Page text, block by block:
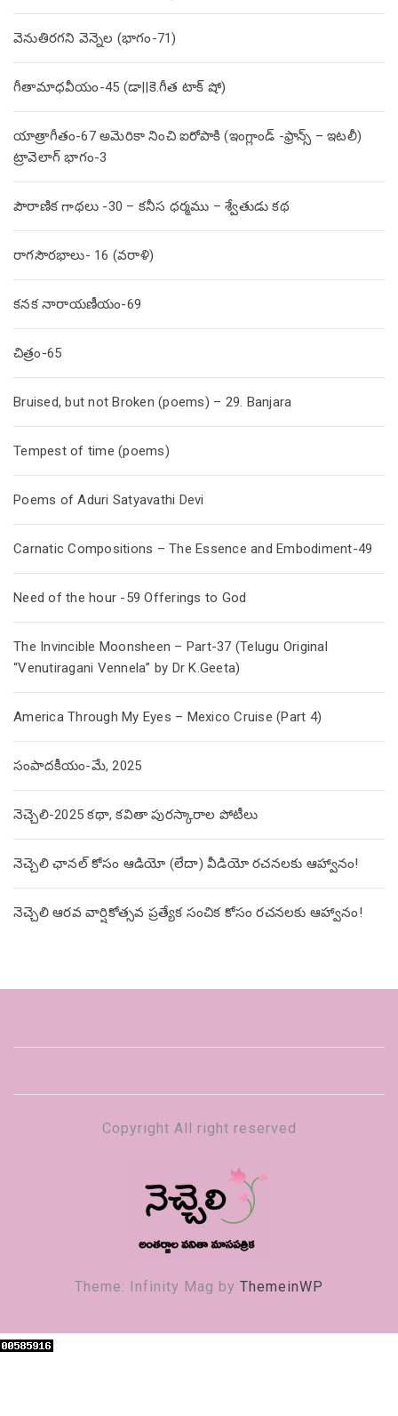
వెనుతిరగని వెన్నెల (భాగం-71)
గీతామాధవీయం-45 (డా||కె.గీత టాక్ షో)
యాత్రాగీతం-67 అమెరికా నించి ఐరోపాకి (ఇంగ్లాండ్ -ఫ్రాన్స్ – ఇటలీ)
ట్రావెలాగ్ భాగం-3
పౌరాణిక గాథలు -30 – కనీస ధర్మము – శ్వేతుడు కథ
రాగసౌరభాలు- 16 (వరాళి)
కనక నారాయణీయం-69
చిత్రం-65
Bruised, but not Broken (poems) – 29. Banjara
Tempest of time (poems)
Poems of Aduri Satyavathi Devi
Carnatic Compositions – The Essence and Embodiment-49
Need of the hour -59 Offerings to God
The Invincible Moonsheen – Part-37 (Telugu Original
“Venutiragani Vennela” by Dr K.Geeta)
America Through My Eyes – Mexico Cruise (Part 4)
సంపాదకీయం-మే, 2025
నెచ్చెలి-2025 కథా, కవితా పురస్కారాల పోటీలు
నెచ్చెలి ఛానల్ కోసం ఆడియో (లేదా) వీడియో రచనలకు ఆహ్వానం!
నెచ్చెలి ఆరవ వార్షికోత్సవ ప్రత్యేక సంచిక కోసం రచనలకు ఆహ్వానం!
Copyright All right reserved
Theme: Infinity Mag by ThemeinWP